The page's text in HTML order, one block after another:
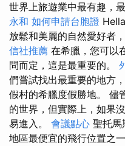
世界上旅遊業中最有趣，
永和 如何申請台胞證
放鬆和美麗的自然愛好者
信社推薦 在希臘，您可以
問而定，這是最重要的。
們嘗試找出最重要的地方
假村的希臘度假勝地。 儘
的世界，但實際上，如果
易進入。 會議點心 聖托馬
地區最便宜的飛行位置之一